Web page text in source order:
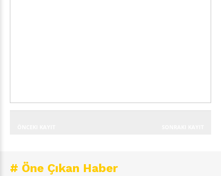
# Öne Çıkan Haber